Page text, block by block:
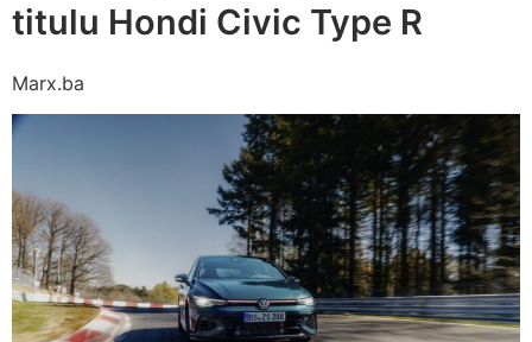
titulu Hondi Civic Type R
Marx.ba